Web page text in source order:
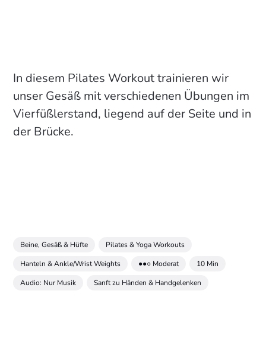
In diesem Pilates Workout trainieren wir
unser Gesäß mit verschiedenen Übungen im
Vierfüßlerstand, liegend auf der Seite und in
der Brücke.
Beine, Gesäß & Hüfte
Pilates & Yoga Workouts
Hanteln & Ankle/Wrist Weights
●●○ Moderat
10 Min
Audio: Nur Musik
Sanft zu Händen & Handgelenken